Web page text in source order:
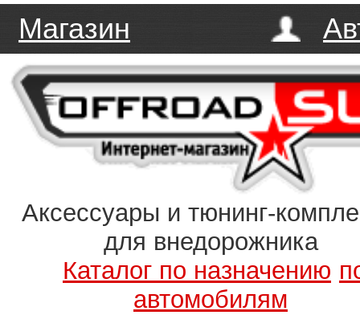
Магазин
Аксессуары и тюнинг-
для внедорожника
Каталог по назначению
автомобилям